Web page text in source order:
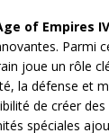
of Empires IV
Parmi
joue un rôle
la défense et
de créer
spéciales